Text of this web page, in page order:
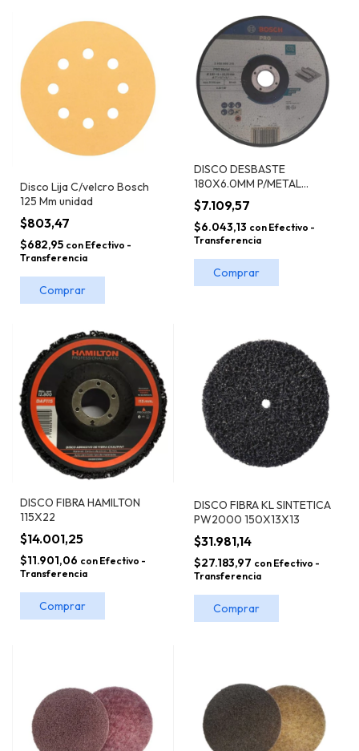
Disco Lija C/velcro Bosch
125 Mm unidad
$803,47
$682,95 con Efectivo -
Transferencia
Comprar
DISCO DESBASTE
180X6.0MM P/METAL
C.DEPRIMIDO BOSCH
EXPERT
$7.109,57
$6.043,13 con Efectivo -
Transferencia
DISCO FIBRA HAMILTON
115X22
$14.001,25
$11.901,06 con Efectivo -
Transferencia
DISCO FIBRA KL SINTETICA
PW2000 150X13X13
$31.981,14
$27.183,97 con Efectivo -
Transferencia